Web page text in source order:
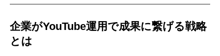
企業がYouTube運用で成果に繋げる戦略
とは